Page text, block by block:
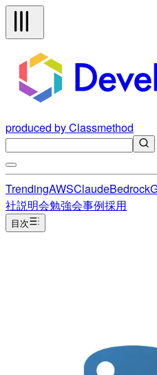
produced by Classmethod
TrendingAWSClaudeBedrock
社説明会勉強会事例採用
目次